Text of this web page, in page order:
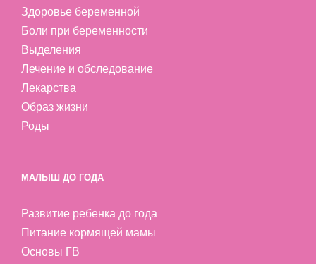
Здоровье беременной
Боли при беременности
Выделения
Лечение и обследование
Лекарства
Образ жизни
Роды
МАЛЫШ ДО ГОДА
Развитие ребенка до года
Питание кормящей мамы
Основы ГВ